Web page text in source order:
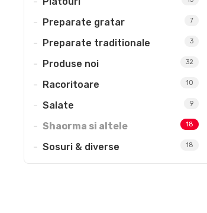
Preparate gratar 7
Preparate traditionale 3
Produse noi 32
Racoritoare 10
Salate 9
Shaorma si altele 18
Sosuri & diverse 18